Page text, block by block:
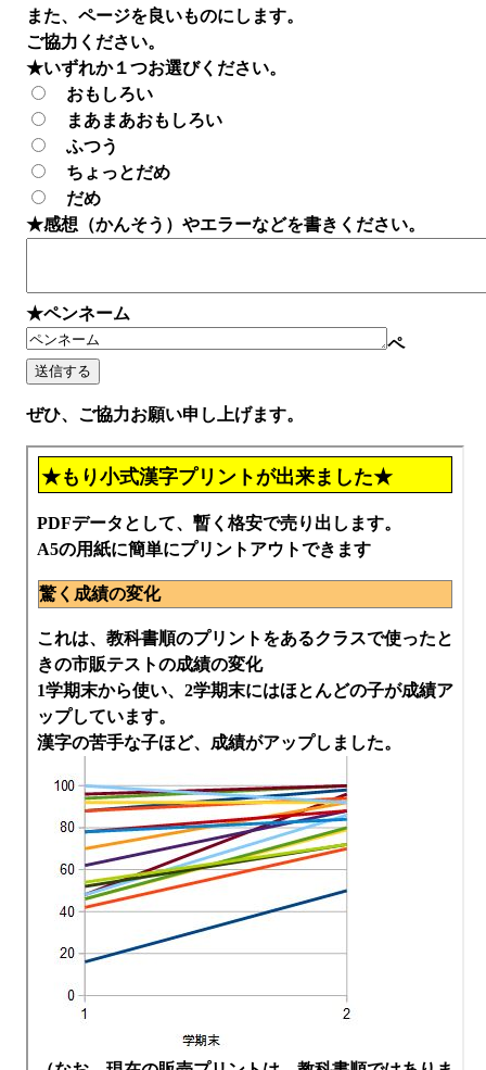
また、ページを良いものにします。
ご協力ください。
★いずれか１つお選びください。
おもしろい
まあまあおもしろい
ふつう
ちょっとだめ
だめ
★感想（かんそう）やエラーなどを書きください。
★ペンネーム
ペ
ぜひ、ご協力お願い申し上げます。